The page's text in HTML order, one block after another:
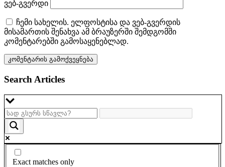
ვებ-გვერდი
ჩემი სახელის. ელფოსტისა და ვებ-გვერდის
მისამართის შენახვა ამ ბრაუზერში შემდგომში
კომენტარებში გამოსაყენებლად.
Search Articles
Exact matches only